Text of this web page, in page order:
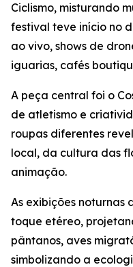
Ciclismo, misturando
festival teve início no
ao vivo, shows de
iguarias, cafés
A peça central foi o
de atletismo e
roupas diferentes
local, da cultura das
animação.
As exibições noturnas
toque etéreo,
pântanos, aves
simbolizando a